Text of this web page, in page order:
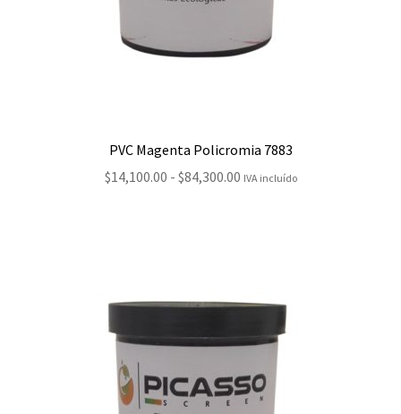
PVC Magenta Policromia 7883
$14,100.00 - $84,300.00Rango
$84,300.00
IVA incluído